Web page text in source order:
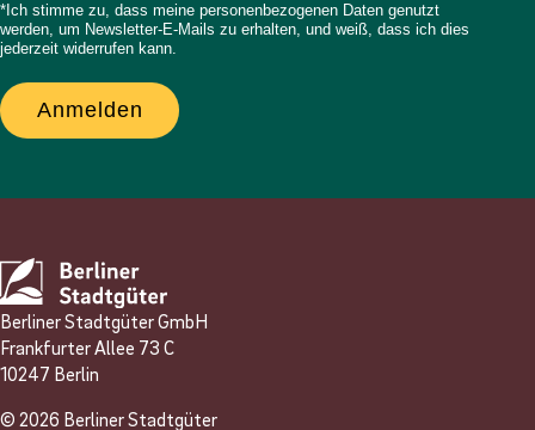
*Ich stimme zu, dass meine personenbezogenen Daten genutzt
werden, um Newsletter-E-Mails zu erhalten, und weiß, dass ich dies
jederzeit widerrufen kann.
Anmelden
Berliner Stadtgüter GmbH
Frankfurter Allee 73 C
10247 Berlin
© 2026 Berliner Stadtgüter